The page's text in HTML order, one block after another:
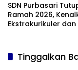
SDN Purbasari
Ramah 2026,
Ekstrakurikuler dan
Tinggalkan